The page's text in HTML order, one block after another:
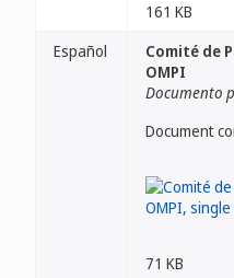
161 KB
Español
Comité de
OMPI
Documento
Document
71 KB